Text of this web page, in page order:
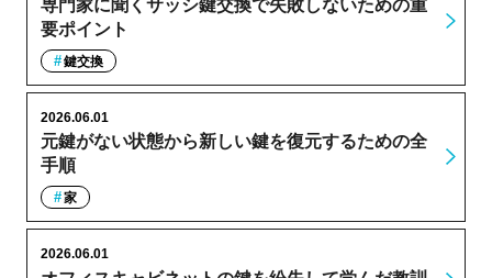
専門家に聞くサッシ鍵交換で失敗しないための重
要ポイント
鍵交換
元鍵がない状態から新しい鍵を復元するための全
手順
2026.06.01
家
2026.06.01